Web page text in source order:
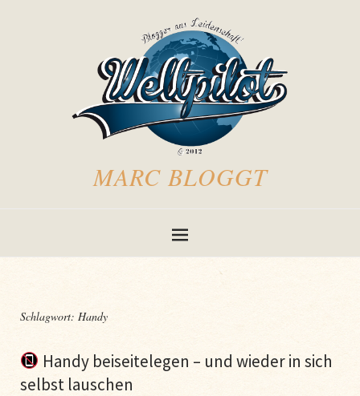
MARC BLOGGT
Schlagwort: Handy
Handy beiseitelegen – und wieder in sich
selbst lauschen